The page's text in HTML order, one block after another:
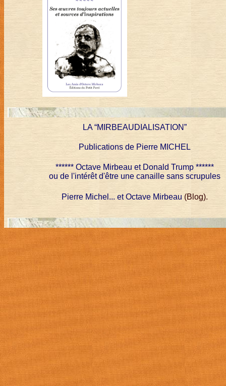
LA “MIRBEAUDIALISATION”
Publications de Pierre MICHEL
****** Octave Mirbeau et Donald Trump ******
ou de l'intérêt d'être une canaille sans scrupules
Pierre Michel... et Octave Mirbeau (Blog).